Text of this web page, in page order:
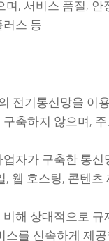
며, 서비스 품질,
러스 등
전기통신망을 이
축하지 않으며,
자가 구축한 통
, 웹 호스팅, 콘텐츠
해 상대적으로 규
스를 신속하게 제